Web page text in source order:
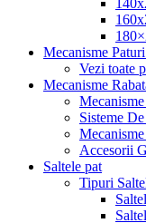
Mecanisme
Vezi toate
Mecanisme
Sisteme
Accesorii
Saltele pat
Tipuri